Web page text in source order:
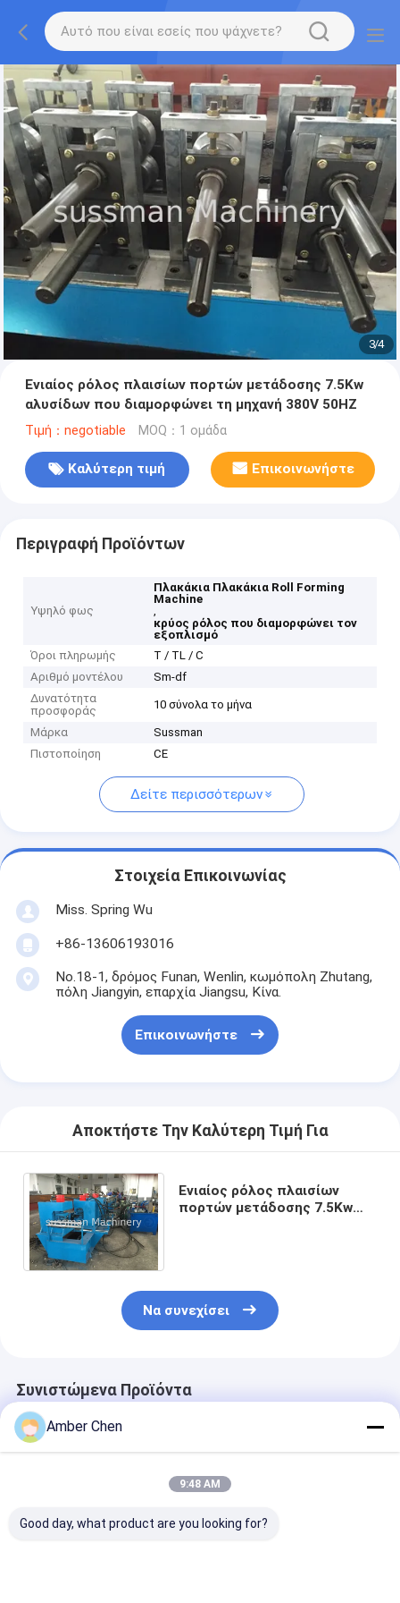
3/4
Ενιαίος ρόλος πλαισίων πορτών μετάδοσης 7.5Kw
αλυσίδων που διαμορφώνει τη μηχανή 380V 50HZ
Τιμή：negotiable MOQ：1 ομάδα
Καλύτερη τιμή Επικοινωνήστε
Περιγραφή Προϊόντων
Υψηλό φως
Πλακάκια Πλακάκια Roll Forming
Machine
,
κρύος ρόλος που διαμορφώνει τον
εξοπλισμό
Όροι πληρωμής
Τ / TL / C
Αριθμό μοντέλου
Sm-df
Δυνατότητα
προσφοράς
10 σύνολα το μήνα
Μάρκα
Sussman
Πιστοποίηση
CE
Δείτε περισσότερων
Στοιχεία Επικοινωνίας
Miss. Spring Wu
+86-13606193016
No.18-1, δρόμος Funan, Wenlin, κωμόπολη Zhutang,
πόλη Jiangyin, επαρχία Jiangsu, Κίνα.
Επικοινωνήστε
Αποκτήστε Την Καλύτερη Τιμή Για
Ενιαίος ρόλος πλαισίων
πορτών μετάδοσης 7.5Kw
Να συνεχίσει
Συνιστώμενα Προϊόντα
Amber Chen
9:48 AM
Good day, what product are you looking for?